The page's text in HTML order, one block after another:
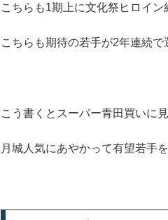
こちらも1期上に文化祭ヒロイン
こちらも期待の若手が2年連続で
こう書くとスーパー青田買いに見
月城人気にあやかって有望若手